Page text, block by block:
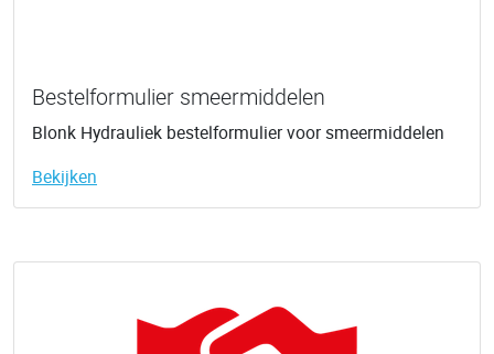
Bestelformulier smeermiddelen
Blonk Hydrauliek bestelformulier voor smeermiddelen
Bekijken